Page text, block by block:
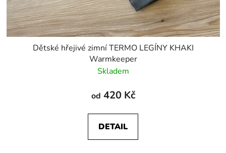
Dětské hřejivé zimní TERMO LEGÍNY KHAKI
Warmkeeper
Skladem
od 420 Kč
DETAIL